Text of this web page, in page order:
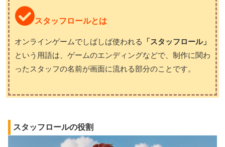
スタッフロールとは
オンラインゲームでしばしば使われる
「スタッフロール」
という用語は、ゲームのエンディングなどで、制作に関わ
ったスタッフの名前が画面に流れる部分のことです。
スタッフロールの役割